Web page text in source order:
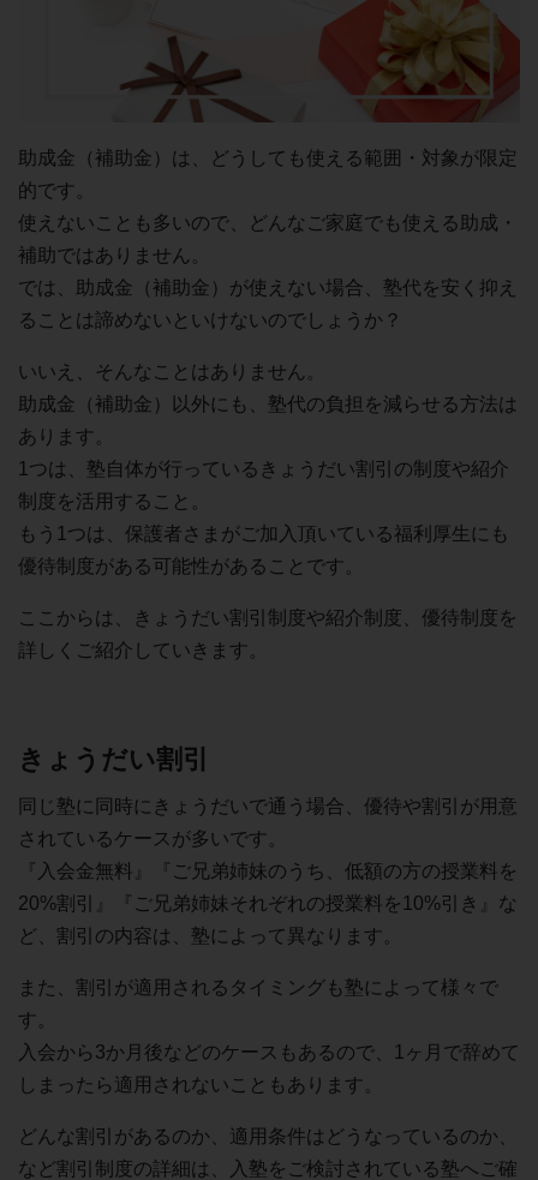
助成金（補助金）は、どうしても使える範囲・対象が限定
的です。
使えないことも多いので、どんなご家庭でも使える助成・
補助ではありません。
では、助成金（補助金）が使えない場合、塾代を安く抑え
ることは諦めないといけないのでしょうか？
いいえ、そんなことはありません。
助成金（補助金）以外にも、塾代の負担を減らせる方法は
あります。
1つは、塾自体が行っているきょうだい割引の制度や紹介
制度を活用すること。
もう1つは、保護者さまがご加入頂いている福利厚生にも
優待制度がある可能性があることです。
ここからは、きょうだい割引制度や紹介制度、優待制度を
詳しくご紹介していきます。
きょうだい割引
同じ塾に同時にきょうだいで通う場合、優待や割引が用意
されているケースが多いです。
『入会金無料』『ご兄弟姉妹のうち、低額の方の授業料を
20%割引』『ご兄弟姉妹それぞれの授業料を10%引き』な
ど、割引の内容は、塾によって異なります。
また、割引が適用されるタイミングも塾によって様々で
す。
入会から3か月後などのケースもあるので、1ヶ月で辞めて
しまったら適用されないこともあります。
どんな割引があるのか、適用条件はどうなっているのか、
など割引制度の詳細は、入塾をご検討されている塾へご確